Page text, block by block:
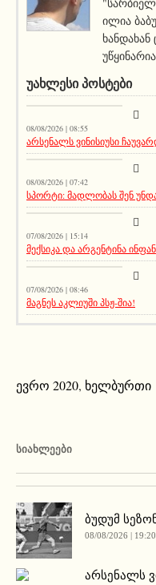
ილია
ᲣᲐᲮᲚᲔᲡᲘ ᲞᲝᲡᲢᲔᲑᲘ
სიახლეები
08/08/2026 | 08:55
არსენალს ვინისიუსი
აქეთურ-იქითური
08/08/2026 | 07:42
სპორტი: მადლობას შენ
მთავარი ამბავი
07/08/2026 | 15:14
მექსიკა და არგენტინა
სიახლეები
07/08/2026 | 08:46
მაგნეს აკლიუში პსჟ-შია!
ევრო 2020, ხელბურთი
ᲡᲘᲐᲮᲚᲔᲔᲑᲘ
ბუდუმ
08/08/2026 | 19:20
არსენალს